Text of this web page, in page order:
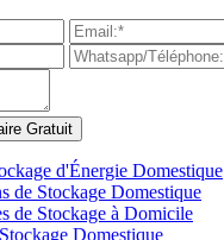
d'Énergie Domestique
de Stockage Domestique
de Stockage à Domicile
Domestique